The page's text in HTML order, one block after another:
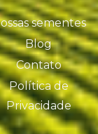
sementes
Blog
Contato
Política de
Privacidade